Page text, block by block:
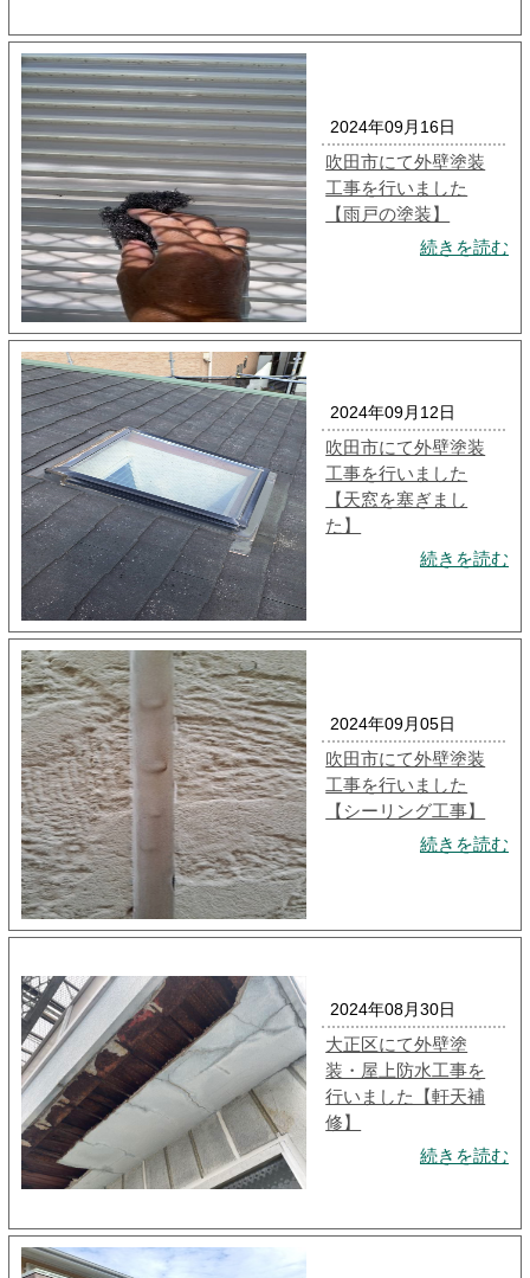
2024年09月16日
吹田市にて外壁塗装
工事を行いました
【雨戸の塗装】
続きを読む
2024年09月12日
吹田市にて外壁塗装
工事を行いました
【天窓を塞ぎまし
た】
続きを読む
2024年09月05日
吹田市にて外壁塗装
工事を行いました
【シーリング工事】
続きを読む
2024年08月30日
大正区にて外壁塗
装・屋上防水工事を
行いました【軒天補
修】
続きを読む